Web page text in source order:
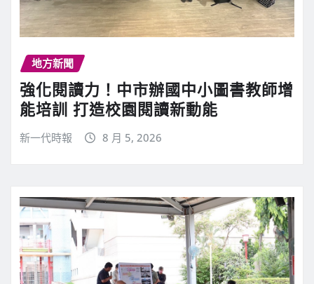
地方新聞
強化閱讀力！中市辦國中小圖書教師增
能培訓 打造校園閱讀新動能
新一代時報 8 月 5, 2026